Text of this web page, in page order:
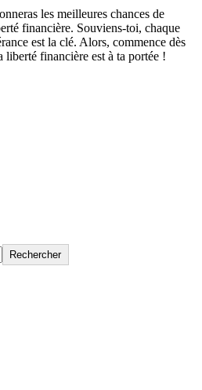
les meilleures chances de
financière. Souviens-toi, chaque
est la clé. Alors, commence dès
financière est à ta portée !
Rechercher